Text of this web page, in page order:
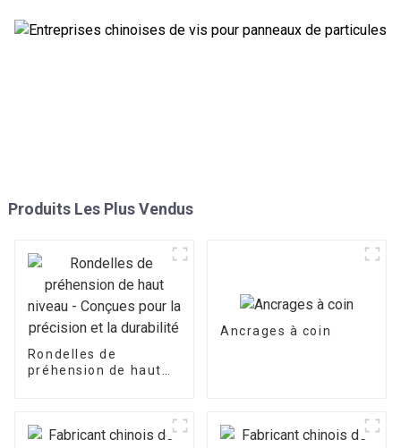
Produits Les Plus Vendus
Rondelles de
préhension de haut
Ancrages à coin